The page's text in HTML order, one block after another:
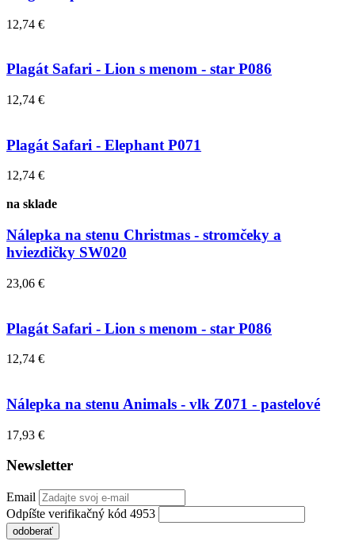
12,74 €
Plagát Safari - Lion s menom - star P086
12,74 €
Plagát Safari - Elephant P071
12,74 €
na sklade
Nálepka na stenu Christmas - stromčeky a
hviezdičky SW020
23,06 €
Plagát Safari - Lion s menom - star P086
12,74 €
Nálepka na stenu Animals - vlk Z071 - pastelové
17,93 €
Newsletter
Email
Odpíšte verifikačný kód 4953
odoberať